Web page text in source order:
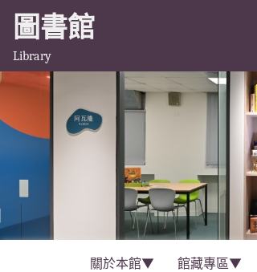
圖書館
Library
關於本館▼ 館藏專區▼